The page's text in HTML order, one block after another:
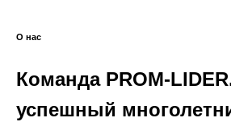
О нас
Команда PROM-
успешный